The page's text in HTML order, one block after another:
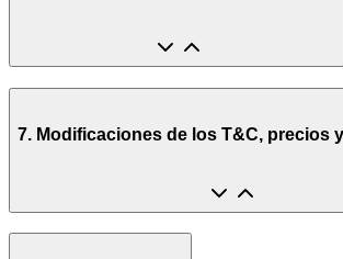
7. Modificaciones de los T&C, precios